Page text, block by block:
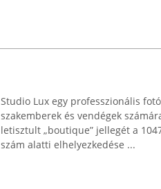
Studio Lux egy professzionális
szakemberek és vendégek
letisztult „boutique” jellegét a
szám alatti elhelyezkedése ...